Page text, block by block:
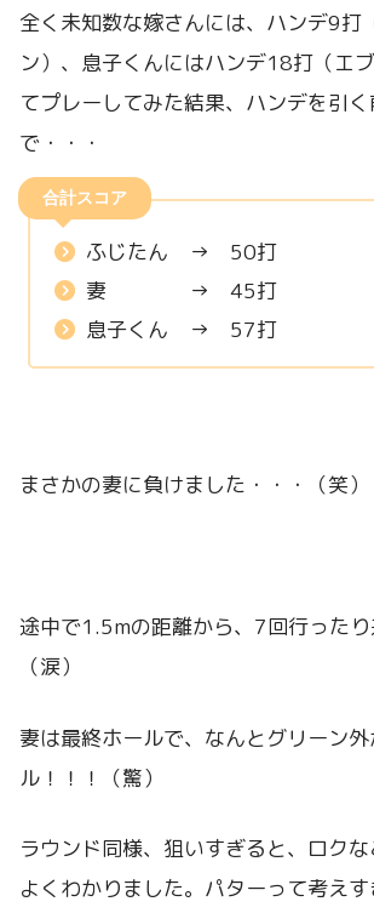
全く未知数な嫁さんには、ハンデ9打
ン）、息子くんにはハンデ18打（エ
てプレーしてみた結果、ハンデを引
で・・・
合計スコア
ふじたん → 50打
妻 → 45打
息子くん → 57打
まさかの妻に負けました・・・（笑）
途中で1.5mの距離から、7回行った
（涙）
妻は最終ホールで、なんとグリーン
ル！！！（驚）
ラウンド同様、狙いすぎると、ロク
よくわかりました。パターって考え